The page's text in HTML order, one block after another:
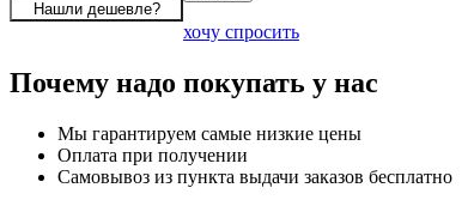
хочу спросить
Почему надо покупать у нас
Мы гарантируем самые низкие цены
Оплата при получении
Самовывоз из пункта выдачи заказов бесплатно